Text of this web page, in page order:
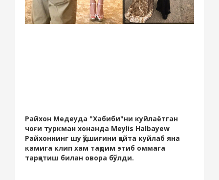
Райхон Медеуда "Хабиби"ни куйлаётган
чоғи туркман хонанда Meylis Halbayew
Райхоннинг шу қўшиғини қайта куйлаб яна
камига клип хам тақдим этиб оммага
тарқатиш билан овора бўлди.